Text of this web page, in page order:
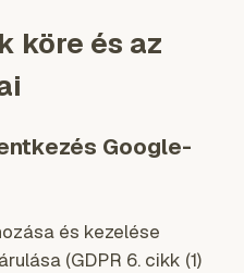
köre és az
Google-
és kezelése
(GDPR 6. cikk (1)